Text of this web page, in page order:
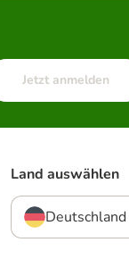
Jetzt anmelden
Land auswählen